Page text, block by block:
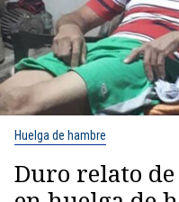
Huelga de hambre
Duro relato